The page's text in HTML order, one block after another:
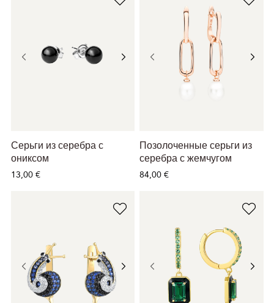
Серьги из серебра с
ониксом
13,00 €
Позолоченные серьги из
серебра с жемчугом
84,00 €